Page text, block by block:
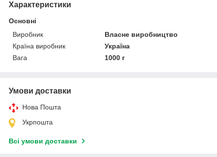
Характеристики
Основні
Виробник
Власне виробництво
Країна виробник
Україна
Вага
1000 г
Умови доставки
Нова Пошта
Укрпошта
Всі умови доставки